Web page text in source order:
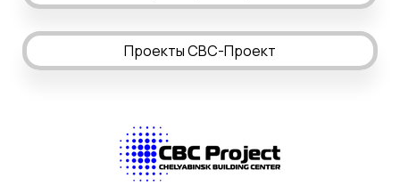
Проекты СВС-Проект